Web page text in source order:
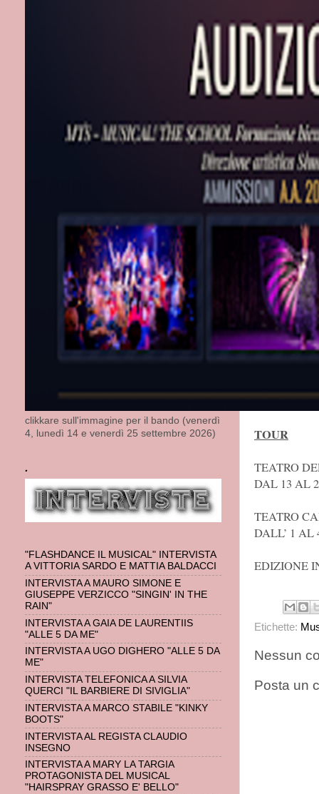
ha spiato i
Jets a loro
Tony invita
paese.
abbandona a
Tony
Anita, quindi,
Il tenente
fratello;
chiedergli di
proteggere
dando ai
Tony: il
Chino e
incontra
tra le
delle due
GARDEN
TOUR
TEATRO
DAL 13 AL
TEATRO
DALL’ 1 AL
EDIZIONE
Etichette:
Nessun
Posta un
clikkare sull'immagine per il bando (venerdì
4, lunedì 14 e venerdì 25 settembre 2026)
.
"FLASHDANCE IL MUSICAL" INTERVISTA
A VITTORIA SARDO E MATTIA BALDACCI
INTERVISTA A MAURO SIMONE E
GIUSEPPE VERZICCO "SINGIN' IN THE
RAIN"
INTERVISTA A GAIA DE LAURENTIIS
"ALLE 5 DA ME"
INTERVISTA A UGO DIGHERO "ALLE 5 DA
ME"
INTERVISTA TELEFONICA A SILVIA
QUERCI "IL BARBIERE DI SIVIGLIA"
INTERVISTA A MARCO STABILE "KINKY
BOOTS"
INTERVISTA AL REGISTA CLAUDIO
INSEGNO
INTERVISTA A MARY LA TARGIA
PROTAGONISTA DEL MUSICAL
"HAIRSPRAY GRASSO E' BELLO"